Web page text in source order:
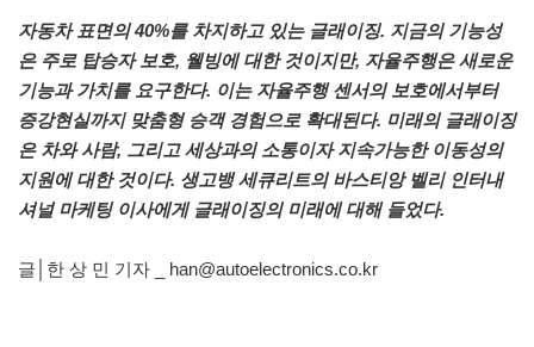
자동차 표면의 40%를 차지하고 있는 글래이징. 지금의 기능성
은 주로 탑승자 보호, 웰빙에 대한 것이지만, 자율주행은 새로운
기능과 가치를 요구한다. 이는 자율주행 센서의 보호에서부터
증강현실까지 맞춤형 승객 경험으로 확대된다. 미래의 글래이징
은 차와 사람, 그리고 세상과의 소통이자 지속가능한 이동성의
지원에 대한 것이다. 생고뱅 세큐리트의 바스티앙 벨리 인터내
셔널 마케팅 이사에게 글래이징의 미래에 대해 들었다.
글│한 상 민 기자 _ han@autoelectronics.co.kr